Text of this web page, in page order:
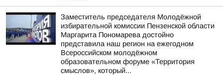
Заместитель председателя Молодёжной
избирательной комиссии Пензенской области
Маргарита Пономарева достойно
представила наш регион на ежегодном
Всероссийском молодёжном
образовательном форуме «Территория
смыслов», который...